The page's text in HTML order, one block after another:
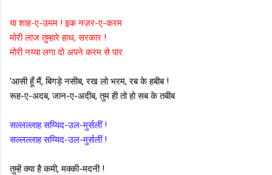
या शाह-ए-उमम ! इक नज़र-ए-करम
मोरी लाज तुम्हारे हाथ, सरकार !
मोरी नय्या लगा दो अपने करम से पार
'आसी हूँ मैं, बिगड़े नसीब, रख लो भरम, रब के हबीब !
रूह-ए-अदब, जान-ए-अदीब, तुम ही तो हो सब के तबीब
सल्लल्लाह सय्यिद-उल-मुर्सलीं !
सल्लल्लाह सय्यिद-उल-मुर्सलीं !
तुम्हें क्या है कमी, मक्की-मदनी !